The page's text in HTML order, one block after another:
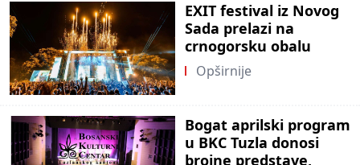
EXIT festival iz Novog
Sada prelazi na
crnogorsku obalu
Opširnije
Bogat aprilski program
u BKC Tuzla donosi
brojne predstave,